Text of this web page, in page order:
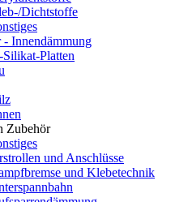
Dichtstoffe
Innendämmung
Platten
Zubehör
und Anschlüsse
und Klebetechnik